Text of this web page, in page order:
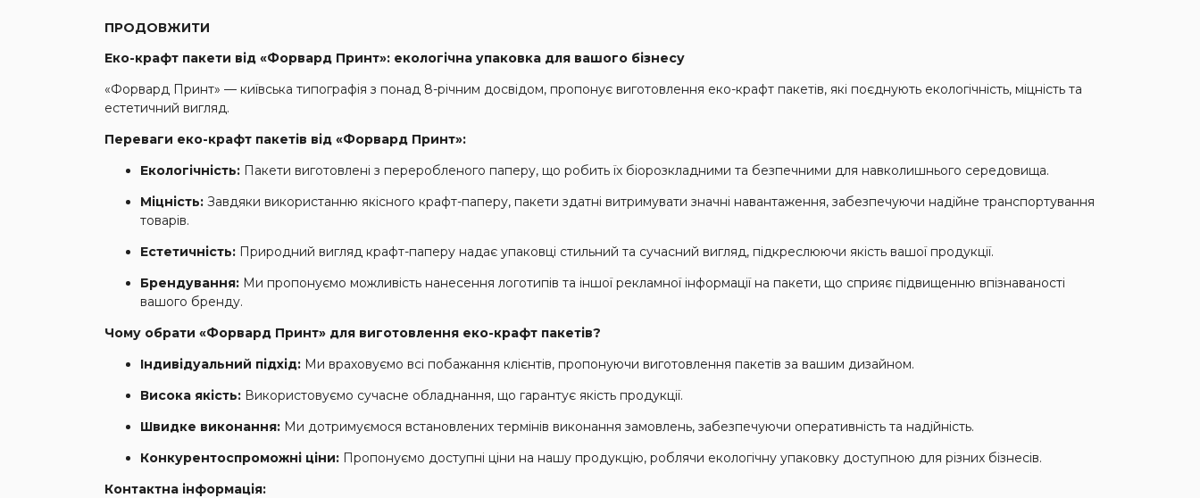
ПРОДОВЖИТИ
Еко-крафт пакети від «Форвард Принт»: екологічна упаковка для вашого бізнесу
«Форвард Принт» — київська типографія з понад 8-річним досвідом, пропонує виготовлення еко-крафт пакетів, які поєднують екологічність, міцність та
естетичний вигляд.
Переваги еко-крафт пакетів від «Форвард Принт»:
Екологічність: Пакети виготовлені з переробленого паперу, що робить їх біорозкладними та безпечними для навколишнього середовища.
Міцність: Завдяки використанню якісного крафт-паперу, пакети здатні витримувати значні навантаження, забезпечуючи надійне транспортування
товарів.
Естетичність: Природний вигляд крафт-паперу надає упаковці стильний та сучасний вигляд, підкреслюючи якість вашої продукції.
Брендування: Ми пропонуємо можливість нанесення логотипів та іншої рекламної інформації на пакети, що сприяє підвищенню впізнаваності
вашого бренду.
Чому обрати «Форвард Принт» для виготовлення еко-крафт пакетів?
Індивідуальний підхід: Ми враховуємо всі побажання клієнтів, пропонуючи виготовлення пакетів за вашим дизайном.
Висока якість: Використовуємо сучасне обладнання, що гарантує якість продукції.
Швидке виконання: Ми дотримуємося встановлених термінів виконання замовлень, забезпечуючи оперативність та надійність.
Конкурентоспроможні ціни: Пропонуємо доступні ціни на нашу продукцію, роблячи екологічну упаковку доступною для різних бізнесів.
Контактна інформація: